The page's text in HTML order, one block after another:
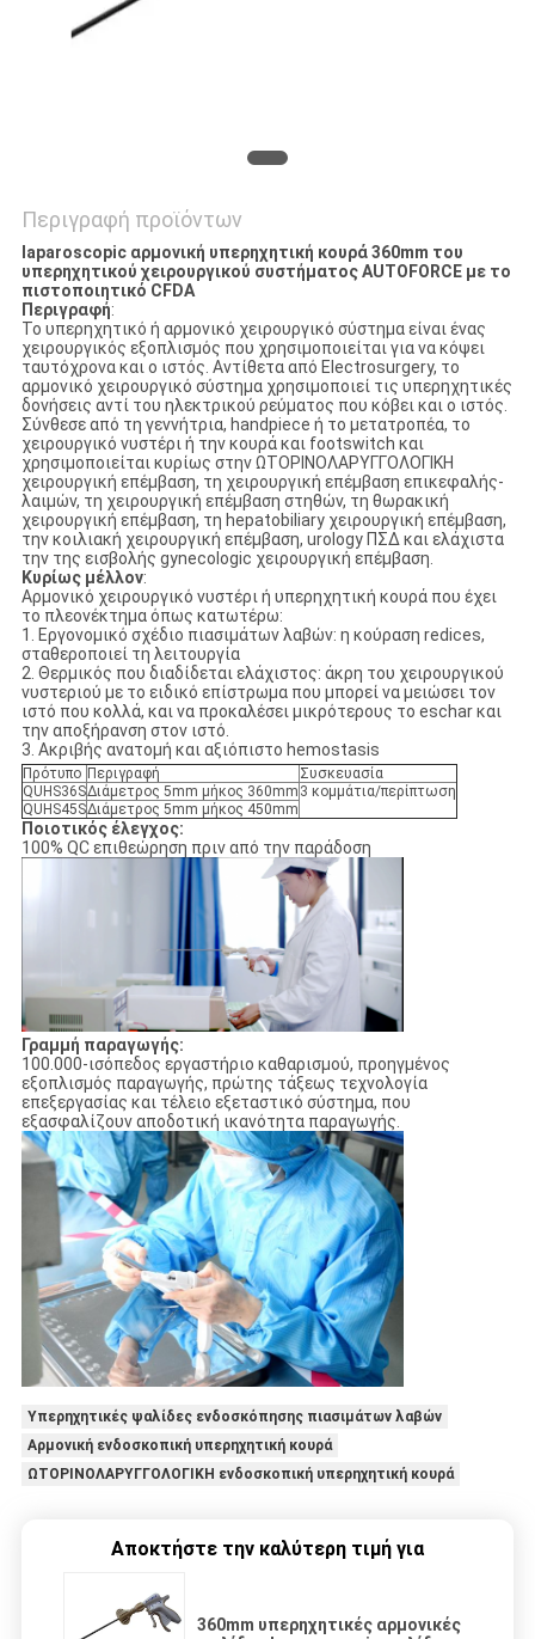
Περιγραφή προϊόντων
laparoscopic αρμονική υπερηχητική κουρά 360mm του
υπερηχητικού χειρουργικού συστήματος AUTOFORCE με το
πιστοποιητικό CFDA
Περιγραφή:
Το υπερηχητικό ή αρμονικό χειρουργικό σύστημα είναι ένας
χειρουργικός εξοπλισμός που χρησιμοποιείται για να κόψει
ταυτόχρονα και ο ιστός. Αντίθετα από Electrosurgery, το
αρμονικό χειρουργικό σύστημα χρησιμοποιεί τις υπερηχητικές
δονήσεις αντί του ηλεκτρικού ρεύματος που κόβει και ο ιστός.
Σύνθεσε από τη γεννήτρια, handpiece ή το μετατροπέα, το
χειρουργικό νυστέρι ή την κουρά και footswitch και
χρησιμοποιείται κυρίως στην ΩΤΟΡΙΝΟΛΑΡΥΓΓΟΛΟΓΙΚΗ
χειρουργική επέμβαση, τη χειρουργική επέμβαση επικεφαλής-
λαιμών, τη χειρουργική επέμβαση στηθών, τη θωρακική
χειρουργική επέμβαση, τη hepatobiliary χειρουργική επέμβαση,
την κοιλιακή χειρουργική επέμβαση, urology ΠΣΔ και ελάχιστα
την της εισβολής gynecologic χειρουργική επέμβαση.
Κυρίως μέλλον:
Αρμονικό χειρουργικό νυστέρι ή υπερηχητική κουρά που έχει
το πλεονέκτημα όπως κατωτέρω:
1. Εργονομικό σχέδιο πιασιμάτων λαβών: η κούραση redices,
σταθεροποιεί τη λειτουργία
2. Θερμικός που διαδίδεται ελάχιστος: άκρη του χειρουργικού
νυστεριού με το ειδικό επίστρωμα που μπορεί να μειώσει τον
ιστό που κολλά, και να προκαλέσει μικρότερους το eschar και
την αποξήρανση στον ιστό.
3. Ακριβής ανατομή και αξιόπιστο hemostasis
Πρότυπο Περιγραφή
Συσκευασία
QUHS36SΔιάμετρος 5mm μήκος 360mm 3 κομμάτια/περίπτωση
QUHS45SΔιάμετρος 5mm μήκος 450mm
Ποιοτικός έλεγχος:
100% QC επιθεώρηση πριν από την παράδοση
Γραμμή παραγωγής:
100.000-ισόπεδος εργαστήριο καθαρισμού, προηγμένος
εξοπλισμός παραγωγής, πρώτης τάξεως τεχνολογία
επεξεργασίας και τέλειο εξεταστικό σύστημα, που
εξασφαλίζουν αποδοτική ικανότητα παραγωγής.
Υπερηχητικές ψαλίδες ενδοσκόπησης πιασιμάτων λαβών
Αρμονική ενδοσκοπική υπερηχητική κουρά
ΩΤΟΡΙΝΟΛΑΡΥΓΓΟΛΟΓΙΚΗ ενδοσκοπική υπερηχητική κουρά
Αποκτήστε την καλύτερη τιμή για
360mm υπερηχητικές αρμονικές